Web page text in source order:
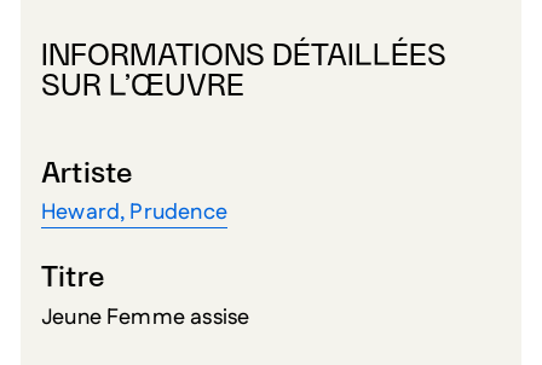
INFORMATIONS DÉTAILLÉES
SUR L’ŒUVRE
Artiste
Heward, Prudence
Titre
Jeune Femme assise